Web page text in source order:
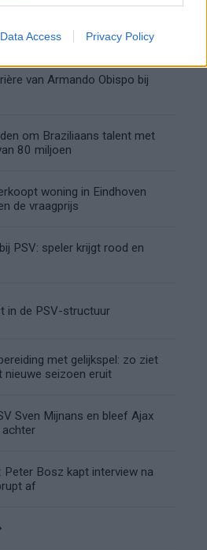
Data Access Privacy Policy
weten dan hun
van Armando Obispo bij
om Braziliaans talent met
80 miljoen
woning in Eindhoven
de vraagprijs
PSV: speler krijgt rood en
in de PSV-structuur
met gelijkspel: zo ziet
nieuwe seizoen eruit
Sven Mijnans en bleef Ajax
achter
Peter Bosz kapt interview na
af